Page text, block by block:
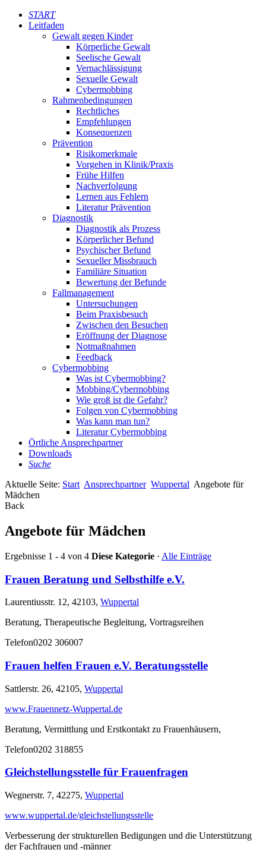
START
Leitfaden
Gewalt gegen Kinder
Körperliche Gewalt
Seelische Gewalt
Vernachlässigung
Sexuelle Gewalt
Cybermobbing
Rahmenbedingungen
Rechtliches
Empfehlungen
Konsequenzen
Prävention
Risikomerkmale
Vorgehen in Klinik/Praxis
Frühe Hilfen
Nachverfolgung
Lernen aus Fehlern
Literatur Prävention
Diagnostik
Diagnostik als Prozess
Körperlicher Befund
Psychischer Befund
Sexueller Missbrauch
Familiäre Situation
Bewertung der Befunde
Fallmanagement
Untersuchungen
Beim Praxisbesuch
Zwischen den Besuchen
Eröffnung der Diagnose
Notmaßnahmen
Feedback
Cybermobbing
Was ist Cybermobbing?
Mobbing/Cybermobbing
Wie groß ist die Gefahr?
Folgen von Cybermobbing
Was kann man tun?
Literatur Cybermobbing
Örtliche Ansprechpartner
Downloads
Suche
Aktuelle Seite: Start Ansprechpartner Wuppertal Angebote für
Mädchen
Back
Angebote für Mädchen
Ergebnisse 1 - 4 von 4 Diese Kategorie · Alle Einträge
Frauen Beratung und Selbsthilfe e.V.
Laurentiusstr. 12, 42103, Wuppertal
Beratung, Therapeutische Begleitung, Vortragsreihen
Telefon0202 306007
Frauen helfen Frauen e.V. Beratungsstelle
Sattlerstr. 26, 42105, Wuppertal
www.Frauennetz-Wuppertal.de
Beratung, Vermittlung und Erstkontakt zu Frauenhäusern,
Telefon0202 318855
Gleichstellungsstelle für Frauenfragen
Wegnerstr. 7, 42275, Wuppertal
www.wuppertal.de/gleichstellungsstelle
Verbesserung der strukturellen Bedigungen und die Unterstützung
der Fachfrauen und -männer